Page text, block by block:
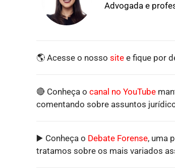
Advogada e
🌎 Acesse o nosso site e fique por
🔴 Conheça o canal no YouTube
comentando sobre assuntos
▶️ Conheça o Debate Forense, uma
tratamos sobre os mais variados